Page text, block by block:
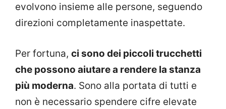
evolvono insieme alle persone, seguendo
direzioni completamente inaspettate.
Per fortuna, ci sono dei piccoli trucchetti
che possono aiutare a rendere la stanza
più moderna. Sono alla portata di tutti e
non è necessario spendere cifre elevate